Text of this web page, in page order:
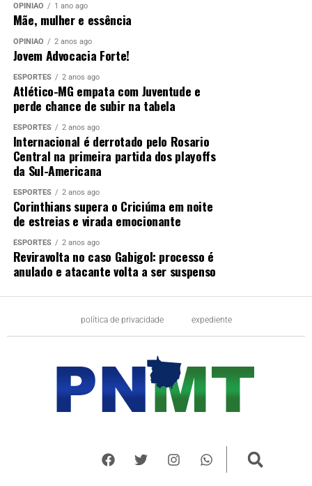
OPINIÃO 1 ano ago
Mãe, mulher e essência
OPINIÃO 2 anos ago
Jovem Advocacia Forte!
ESPORTES 2 anos ago
Atlético-MG empata com Juventude e
perde chance de subir na tabela
ESPORTES 2 anos ago
Internacional é derrotado pelo Rosario
Central na primeira partida dos playoffs
da Sul-Americana
ESPORTES 2 anos ago
Corinthians supera o Criciúma em noite
de estreias e virada emocionante
ESPORTES 2 anos ago
Reviravolta no caso Gabigol: processo é
anulado e atacante volta a ser suspenso
política de privacidade expediente